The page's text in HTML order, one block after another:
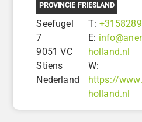
PROVINCIE FRIESLAND
Seefugel
7
9051 VC
Stiens
Nederland
T:
E:
holland.nl
W:
https://
holland.nl